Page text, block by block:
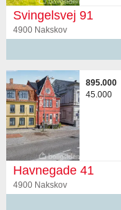
Svingelsvej 91
4900 Nakskov
895.000
45.000
Havnegade 41
4900 Nakskov